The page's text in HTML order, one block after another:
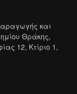
και
Θράκης,
12, Κτίριο 1,